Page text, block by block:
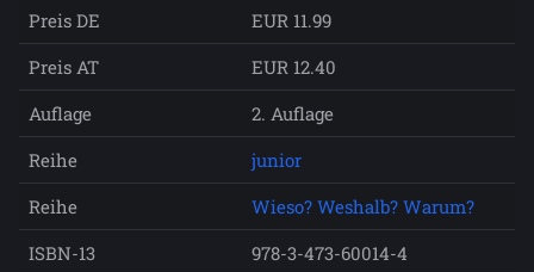
Preis DE
EUR 11.99
Preis AT
EUR 12.40
Auflage
2. Auflage
Reihe
junior
Reihe
Wieso? Weshalb? Warum?
ISBN-13
978-3-473-60014-4